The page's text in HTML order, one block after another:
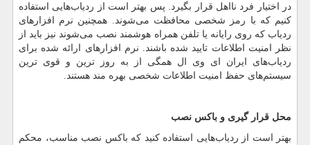
در اختیار فرد نااهل قرار بگیرد. پس بهتر است از ردیابهایی استفاده
کنیم که با رمز شخصی محافظت میشوند. همچنین نرم افزار های
ردیاب که روی رایانه یا تلفن همراه هوشمند نصب میشوند نیز باید از
نظر امنیت اطلاعات تایید شده باشند. نرم افزارهای ارائه شده برای
ردیابهای ایران ای وی ال همگی از به روز ترین و قوی ترین
سیستمهای حفظ امنیت اطلاعات شخصی بهره مند هستند.
محل قرار گیری و باکس نصب
بهتر است از ردیابهایی استفاده کنید که باکس نصب مناسب، محکم